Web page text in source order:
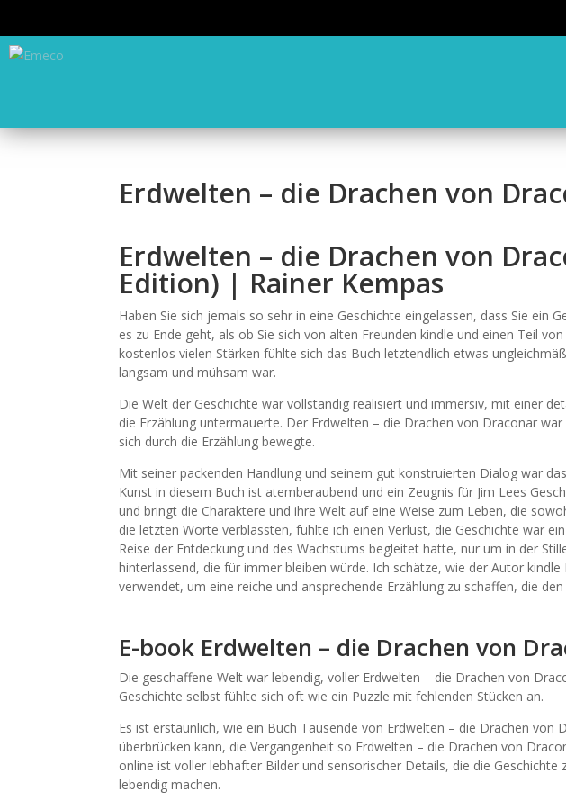
Erdwelten – die Drachen von
Erdwelten – die Drachen von
Edition) | Rainer Kempas
Haben Sie sich jemals so sehr in eine Geschichte eingelassen, dass Sie ein
es zu Ende geht, als ob Sie sich von alten Freunden kindle und einen Teil
kostenlos vielen Stärken fühlte sich das Buch letztendlich etwas
langsam und mühsam war.
Die Welt der Geschichte war vollständig realisiert und immersiv, mit einer
die Erzählung untermauerte. Der Erdwelten – die Drachen von Draconar
sich durch die Erzählung bewegte.
Mit seiner packenden Handlung und seinem gut konstruierten Dialog war
Kunst in diesem Buch ist atemberaubend und ein Zeugnis für Jim Lees
und bringt die Charaktere und ihre Welt auf eine Weise zum Leben, die
die letzten Worte verblassten, fühlte ich einen Verlust, die Geschichte war
Reise der Entdeckung und des Wachstums begleitet hatte, nur um in der
hinterlassend, die für immer bleiben würde. Ich schätze, wie der Autor
verwendet, um eine reiche und ansprechende Erzählung zu schaffen, die
E-book Erdwelten – die Drachen von
Die geschaffene Welt war lebendig, voller Erdwelten – die Drachen von
Geschichte selbst fühlte sich oft wie ein Puzzle mit fehlenden Stücken an.
Es ist erstaunlich, wie ein Buch Tausende von Erdwelten – die Drachen von
überbrücken kann, die Vergangenheit so Erdwelten – die Drachen von
online ist voller lebhafter Bilder und sensorischer Details, die die Geschichte
lebendig machen.